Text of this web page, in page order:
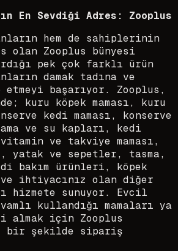
En Sevdiği Adres: Zooplus
hem de sahiplerinin
olan Zooplus bünyesi
pek çok farklı ürün
damak tadına ve
etmeyi başarıyor. Zooplus,
kuru köpek maması, kuru
kedi maması, konserve
ve su kapları, kedi
ve takviye maması,
yatak ve sepetler, tasma,
bakım ürünleri, köpek
ihtiyacınız olan diğer
hizmete sunuyor. Evcil
kullandığı mamaları ya
almak için Zooplus
bir şekilde sipariş